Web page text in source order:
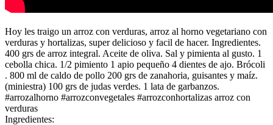
Hoy les traigo un arroz con verduras, arroz al horno vegetariano con
verduras y hortalizas, super delicioso y facil de hacer. Ingredientes.
400 grs de arroz integral. Aceite de oliva. Sal y pimienta al gusto. 1
cebolla chica. 1/2 pimiento 1 apio pequeño 4 dientes de ajo. Brócoli
. 800 ml de caldo de pollo 200 grs de zanahoria, guisantes y maíz.
(miniestra) 100 grs de judas verdes. 1 lata de garbanzos.
#arrozalhorno #arrozconvegetales #arrozconhortalizas arroz con
verduras
Ingredientes: